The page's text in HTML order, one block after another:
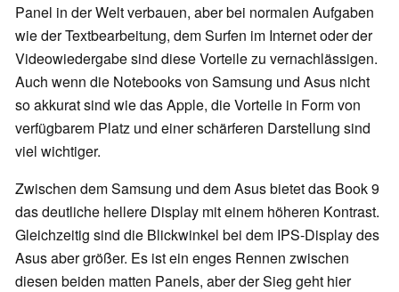
Panel in der Welt verbauen, aber bei normalen Aufgaben
wie der Textbearbeitung, dem Surfen im Internet oder der
Videowiedergabe sind diese Vorteile zu vernachlässigen.
Auch wenn die Notebooks von Samsung und Asus nicht
so akkurat sind wie das Apple, die Vorteile in Form von
verfügbarem Platz und einer schärferen Darstellung sind
viel wichtiger.
Zwischen dem Samsung und dem Asus bietet das Book 9
das deutliche hellere Display mit einem höheren Kontrast.
Gleichzeitig sind die Blickwinkel bei dem IPS-Display des
Asus aber größer. Es ist ein enges Rennen zwischen
diesen beiden matten Panels, aber der Sieg geht hier